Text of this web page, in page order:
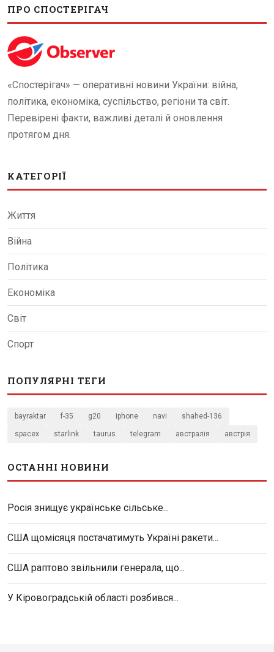
ПРО СПОСТЕРІГАЧ
«Спостерігач» — оперативні новини України: війна,
політика, економіка, суспільство, регіони та світ.
Перевірені факти, важливі деталі й оновлення
протягом дня.
КАТЕГОРІЇ
Життя
Війна
Політика
Економіка
Світ
Спорт
ПОПУЛЯРНІ ТЕГИ
bayraktar f-35 g20 iphone navi shahed-136
spacex starlink taurus telegram австралія австрія
ОСТАННІ НОВИНИ
Росія знищує українське сільське...
США щомісяця постачатимуть Україні ракети...
США раптово звільнили генерала, що...
У Кіровоградській області розбився...